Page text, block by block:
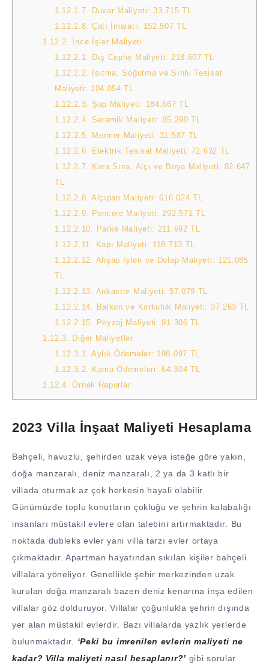
1.12.1.7.
Duvar Maliyeti: 33.715 TL
1.12.1.8.
Çatı İmalatı: 152.507 TL
1.12.2.
İnce İşler Maliyeti
1.12.2.1.
Dış Cephe Maliyeti: 218.607 TL
1.12.2.2.
Isıtma, Soğutma ve Sıhhi Tesisat
Maliyeti: 104.054 TL
1.12.2.3.
Şap Maliyeti: 184.667 TL
1.12.2.4.
Seramik Maliyeti: 85.290 TL
1.12.2.5.
Mermer Maliyeti: 31.587 TL
1.12.2.6.
Elektrik Tesisat Maliyeti: 72.632 TL
1.12.2.7.
Kara Sıva, Alçı ve Boya Maliyeti: 82.647
TL
1.12.2.8. Alçıpan Maliyeti: 616.024 TL
1.12.2.9.
Pencere Maliyeti: 292.571 TL
1.12.2.10.
Parke Maliyeti: 211.692 TL
1.12.2.11.
Kapı Maliyeti: 118.713 TL
1.12.2.12.
Ahşap İşleri ve Dolap Maliyeti: 121.085
TL
1.12.2.13.
Ankastre Maliyeti: 57.079 TL
1.12.2.14.
Balkon ve Korkuluk Maliyeti: 37.263 TL
1.12.2.15.
Peyzaj Maliyeti: 91.306 TL
1.12.3.
Diğer Maliyetler
1.12.3.1.
Aylık Ödemeler: 198.097 TL
1.12.3.2.
Kamu Ödemeleri: 64.304 TL
1.12.4.
Örnek Raporlar
2023 Villa İnşaat Maliyeti Hesaplama
Bahçeli, havuzlu, şehirden uzak veya isteğe göre yakın,
doğa manzaralı, deniz manzaralı, 2 ya da 3 katlı bir
villada oturmak az çok herkesin hayali olabilir.
Günümüzde toplu konutların çokluğu ve şehrin kalabalığı
insanları müstakil evlere olan talebini artırmaktadır. Bu
noktada dubleks evler yani villa tarzı evler ortaya
çıkmaktadır. Apartman hayatından sıkılan kişiler bahçeli
villalara yöneliyor. Genellikle şehir merkezinden uzak
kurulan doğa manzaralı bazen deniz kenarına inşa edilen
villalar göz dolduruyor. Villalar çoğunlukla şehrin dışında
yer alan müstakil evlerdir. Bazı villalarda yazlık yerlerde
bulunmaktadır. ‘Peki bu imrenilen evlerin maliyeti ne
kadar? Villa maliyeti nasıl hesaplanır?’ gibi sorular